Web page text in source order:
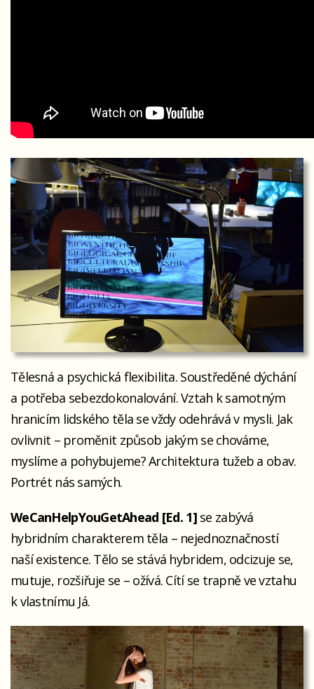
Tělesná a psychická flexibilita. Soustředěné dýchání
a potřeba sebezdokonalování. Vztah k samotným
hranicím lidského těla se vždy odehrává v mysli. Jak
ovlivnit – proměnit způsob jakým se chováme,
myslíme a pohybujeme? Architektura tužeb a obav.
Portrét nás samých.
WeCanHelpYouGetAhead [Ed. 1]se zabývá
hybridním charakterem těla – nejednoznačností
naší existence. Tělo se stává hybridem, odcizuje se,
mutuje, rozšiřuje se – ožívá. Cítí se trapně ve vztahu
k vlastnímu Já.